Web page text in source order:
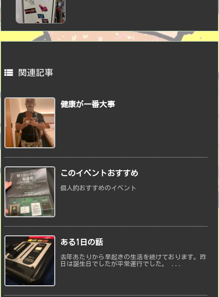
 関連記事
健康が一番大事
このイベントおすすめ
個人的おすすめのイベント
ある1日の話
去年あたりから早起きの生活を続けております。昨
日は誕生日でしたが平常運行でした。 ...